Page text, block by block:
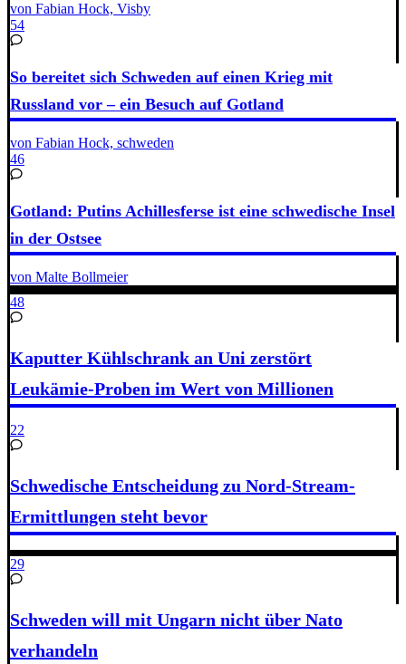
von Fabian Hock, Visby
54
So bereitet sich Schweden auf einen Krieg mit
Russland vor – ein Besuch auf Gotland
von Fabian Hock, schweden
46
Gotland: Putins Achillesferse ist eine schwedische Insel
in der Ostsee
von Malte Bollmeier
48
Kaputter Kühlschrank an Uni zerstört
Leukämie-Proben im Wert von Millionen
22
Schwedische Entscheidung zu Nord-Stream-
Ermittlungen steht bevor
29
Schweden will mit Ungarn nicht über Nato
verhandeln